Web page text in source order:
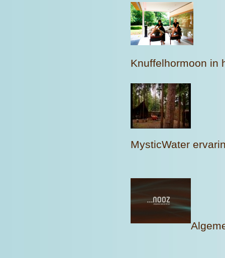
Knuffelhormoon in
MysticWater